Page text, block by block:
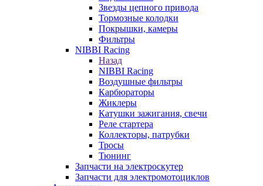
Звезды цепного привода
Тормозные колодки
Покрышки, камеры
Фильтры
NIBBI Racing
Назад
NIBBI Racing
Воздушные фильтры
Карбюраторы
Жиклеры
Катушки зажигания, свечи
Реле стартера
Коллекторы, патрубки
Тросы
Тюнинг
Запчасти на электроскутер
Запчасти для электромотоциклов